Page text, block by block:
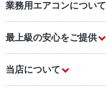
業務用エアコンについて
最上級の安心をご提供
当店について